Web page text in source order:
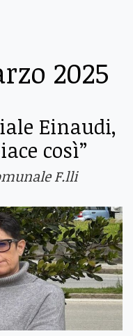
2025
Einaudi,
così”
F.lli